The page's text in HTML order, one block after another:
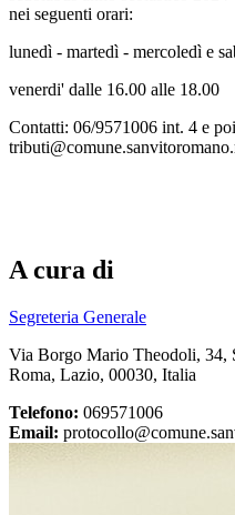
nei seguenti orari:
lunedì - martedì - mercoledì e
venerdi' dalle 16.00 alle 18.00
Contatti: 06/9571006 int. 4 e
A cura di
Segreteria Generale
Via Borgo Mario Theodoli, 34,
Roma, Lazio, 00030, Italia
Telefono: 069571006
Email: